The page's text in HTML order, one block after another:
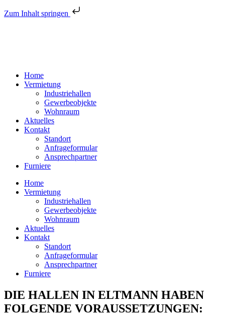
Zum Inhalt springen
Home
Vermietung
Industriehallen
Gewerbeobjekte
Wohnraum
Aktuelles
Kontakt
Standort
Anfrageformular
Ansprechpartner
Furniere
Home
Vermietung
Industriehallen
Gewerbeobjekte
Wohnraum
Aktuelles
Kontakt
Standort
Anfrageformular
Ansprechpartner
Furniere
DIE HALLEN IN ELTMANN HABEN
FOLGENDE VORAUSSETZUNGEN: